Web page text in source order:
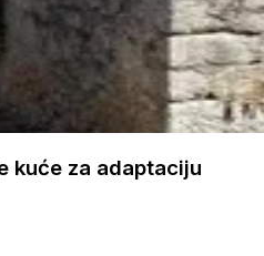
kuće za adaptaciju